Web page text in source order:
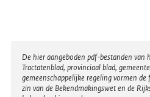
Disclaimer
De hier aangeboden pdf-bestanden van
Tractatenblad, provinciaal blad,
gemeenschappelijke regeling vormen
zin van de Bekendmakingswet en de